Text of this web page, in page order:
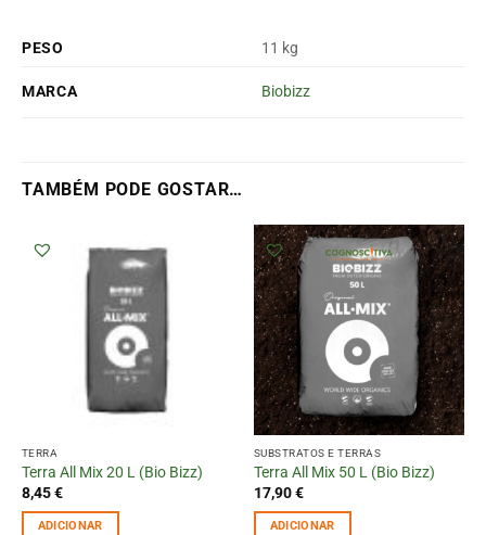
PESO 11 kg
MARCA Biobizz
TAMBÉM PODE GOSTAR…
TERRA
Terra All Mix 20 L (Bio Bizz)
8,45€
ADICIONAR
SUBSTRATOS E TERRAS
Terra All Mix 50 L (Bio Bizz)
17,90€
ADICIONAR